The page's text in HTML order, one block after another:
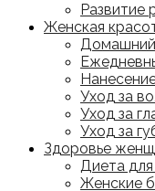
Развитие
Женская
Домашний
Уход за
Уход за
Уход за
Здоровье
Диета
Женские